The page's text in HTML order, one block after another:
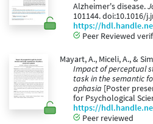
Alzheimer's disease.
101144. doi:10.1016/
https://
Peer Reviewed
Mayart, A., Miceli, A., &
Impact of perceptual
task in the semantic
aphasia [Poster
for Psychological
https://
Peer reviewed